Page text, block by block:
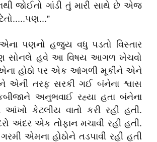
જોઈતો ગાંડી તું મારી સાથે છે એજ
પણનો હજુય વધુ પડતો વિસ્તાર
સોનલે હવે આ વિષય આગળ ખેચવો
હોઠો પર એક આંગળી મૂકીને એને
એની તરફ સરકી ગઈ બંનેના શ્વાસ
અનુભવાઈ રહ્યા હતા બંનેના
આંખો કેટલીય વાતો કરી રહી હતી.
અંદર એક તોફાન મચાવી રહી હતી.
એમના હોઠોને તડપાવી રહી હતી